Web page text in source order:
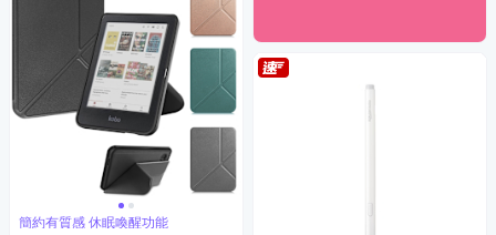
簡約有質感 休眠喚醒功能